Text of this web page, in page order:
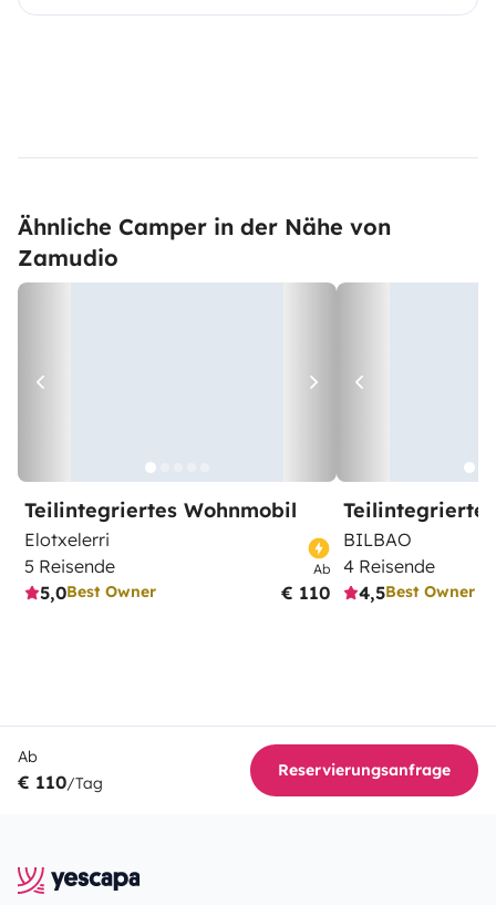
Ähnliche Camper in der Nähe von
Zamudio
Teilintegriertes Wohnmobil
Elotxelerri
5 Reisende
5,0Best Owner
Ab
€ 110
BILBAO
4 Reisende
4,5Best Owner
Ab
€ 110/Tag
Reservierungsanfrage